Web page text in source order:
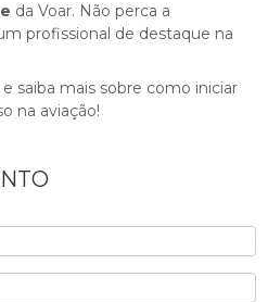
da Voar. Não perca a
profissional de destaque na
saiba mais sobre como iniciar
na aviação!